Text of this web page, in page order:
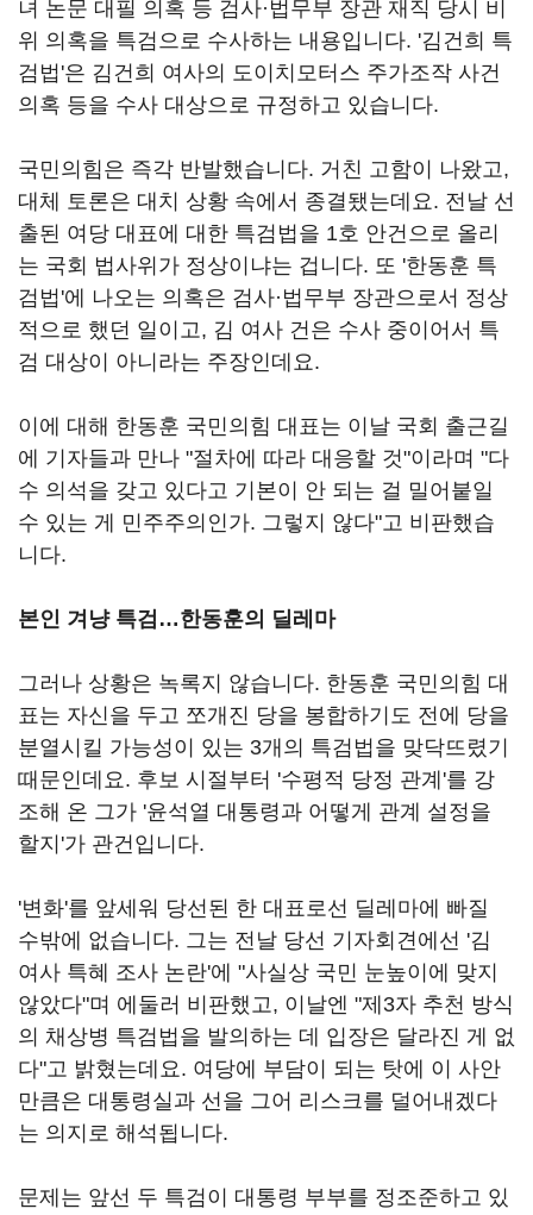
녀 논문 대필 의혹 등 검사·법무부 장관 재직 당시 비
위 의혹을 특검으로 수사하는 내용입니다. '김건희 특
검법'은 김건희 여사의 도이치모터스 주가조작 사건
의혹 등을 수사 대상으로 규정하고 있습니다.
국민의힘은 즉각 반발했습니다. 거친 고함이 나왔고,
대체 토론은 대치 상황 속에서 종결됐는데요. 전날 선
출된 여당 대표에 대한 특검법을 1호 안건으로 올리
는 국회 법사위가 정상이냐는 겁니다. 또 '한동훈 특
검법'에 나오는 의혹은 검사·법무부 장관으로서 정상
적으로 했던 일이고, 김 여사 건은 수사 중이어서 특
검 대상이 아니라는 주장인데요.
이에 대해 한동훈 국민의힘 대표는 이날 국회 출근길
에 기자들과 만나 "절차에 따라 대응할 것"이라며 "다
수 의석을 갖고 있다고 기본이 안 되는 걸 밀어붙일
수 있는 게 민주주의인가. 그렇지 않다"고 비판했습
니다.
본인 겨냥 특검…한동훈의 딜레마
그러나 상황은 녹록지 않습니다. 한동훈 국민의힘 대
표는 자신을 두고 쪼개진 당을 봉합하기도 전에 당을
분열시킬 가능성이 있는 3개의 특검법을 맞닥뜨렸기
때문인데요. 후보 시절부터 '수평적 당정 관계'를 강
조해 온 그가 '윤석열 대통령과 어떻게 관계 설정을
할지'가 관건입니다.
'변화'를 앞세워 당선된 한 대표로선 딜레마에 빠질
수밖에 없습니다. 그는 전날 당선 기자회견에선 '김
여사 특혜 조사 논란'에 "사실상 국민 눈높이에 맞지
않았다"며 에둘러 비판했고, 이날엔 "제3자 추천 방식
의 채상병 특검법을 발의하는 데 입장은 달라진 게 없
다"고 밝혔는데요. 여당에 부담이 되는 탓에 이 사안
만큼은 대통령실과 선을 그어 리스크를 덜어내겠다
는 의지로 해석됩니다.
문제는 앞선 두 특검이 대통령 부부를 정조준하고 있